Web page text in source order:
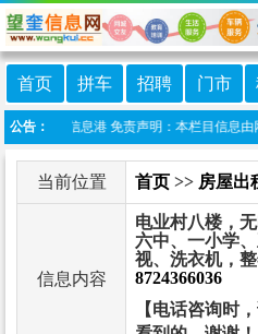
首页 拼车 招聘 门市
公告：
序:望奎信息港 免责声明：本栏目信息由
当前位置 首页 >> 房屋出
信息内容
电业村八楼，
六中、一小学
视、洗衣机，
8724366036
【电话咨询时